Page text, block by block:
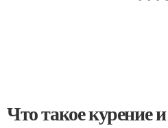
Что такое курение